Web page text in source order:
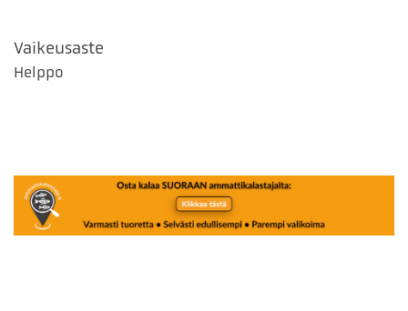
Vaikeusaste
Helppo